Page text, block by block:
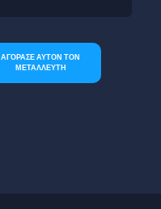
ΑΓΟΡΑΣΕ ΑΥΤΟΝ ΤΟΝ
ΜΕΤΑΛΛΕΥΤΗ